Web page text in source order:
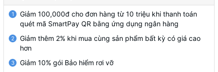
1
Giảm 100,000đ cho đơn hàng từ 10 triệu khi thanh toán
quét mã SmartPay QR bằng ứng dụng ngân hàng
2
Giảm thêm 2% khi mua cùng sản phẩm bất kỳ có giá cao
hơn
3 Giảm 10% gói Bảo hiểm rơi vỡ